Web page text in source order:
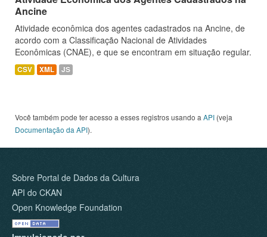
Ancine
Atividade econômica dos agentes cadastrados na Ancine, de
acordo com a Classificação Nacional de Atividades
Econômicas (CNAE), e que se encontram em situação regular.
CSV XML JS
Você também pode ter acesso a esses registros usando a API (veja
Documentação da API).
Sobre Portal de Dados da Cultura
API do CKAN
Open Knowledge Foundation